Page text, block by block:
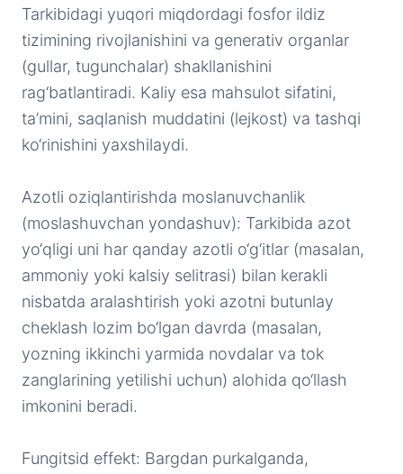
Tarkibidagi yuqori miqdordagi fosfor ildiz
tizimining rivojlanishini va generativ organlar
(gullar, tugunchalar) shakllanishini
rag‘batlantiradi. Kaliy esa mahsulot sifatini,
ta’mini, saqlanish muddatini (lejkost) va tashqi
ko‘rinishini yaxshilaydi.
Azotli oziqlantirishda moslanuvchanlik
(moslashuvchan yondashuv): Tarkibida azot
yo‘qligi uni har qanday azotli o‘g‘itlar (masalan,
ammoniy yoki kalsiy selitrasi) bilan kerakli
nisbatda aralashtirish yoki azotni butunlay
cheklash lozim bo‘lgan davrda (masalan,
yozning ikkinchi yarmida novdalar va tok
zanglarining yetilishi uchun) alohida qo‘llash
imkonini beradi.
Fungitsid effekt: Bargdan purkalganda,